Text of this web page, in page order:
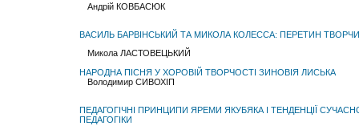
Андрій КОВБАСЮК
ВАСИЛЬ БАРВІНСЬКИЙ ТА МИКОЛА КОЛЕССА: ПЕРЕТИН
Микола ЛАСТОВЕЦЬКИЙ
НАРОДНА ПІСНЯ У ХОРОВІЙ ТВОРЧОСТІ ЗИНОВІЯ ЛИСЬКА
Володимир СИВОХІП
ПЕДАГОГІЧНІ ПРИНЦИПИ ЯРЕМИ ЯКУБЯКА І ТЕНДЕНЦІЇ
ПЕДАГОГІКИ